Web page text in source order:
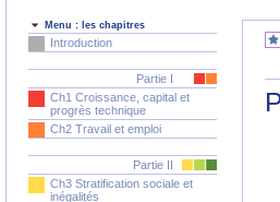
Menu : les chapitres
Introduction
Partie I
Ch1 Croissance, capital et
progrès technique
Ch2 Travail et emploi
Partie II
Ch3 Stratification sociale et
inégalités